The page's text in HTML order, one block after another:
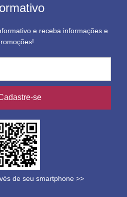
e receba informações e
se
de seu smartphone >>